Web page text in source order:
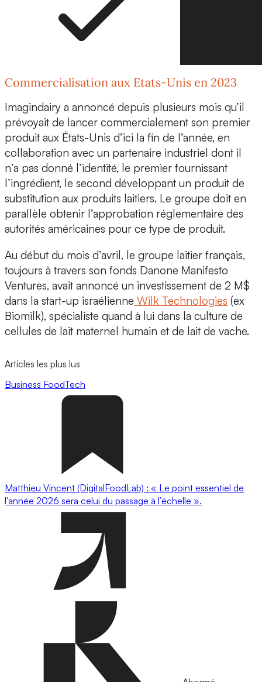
Commercialisation aux Etats-Unis en 2023
Imagindairy a annoncé depuis plusieurs mois qu’il
prévoyait de lancer commercialement son premier
produit aux États-Unis d’ici la fin de l’année, en
collaboration avec un partenaire industriel dont il
n’a pas donné l’identité, le premier fournissant
l’ingrédient, le second développant un produit de
substitution aux produits laitiers. Le groupe doit en
parallèle obtenir l’approbation réglementaire des
autorités américaines pour ce type de produit.
Au début du mois d’avril, le groupe laitier français,
toujours à travers son fonds Danone Manifesto
Ventures, avait annoncé un investissement de 2 M$
dans la start-up israélienne Wilk Technologies (ex
Biomilk), spécialiste quand à lui dans la culture de
cellules de lait maternel humain et de lait de vache.
Articles les plus lus
Business FoodTech
Matthieu Vincent (DigitalFoodLab) : « Le point essentiel de
l’année 2026 sera celui du passage à l’échelle ».